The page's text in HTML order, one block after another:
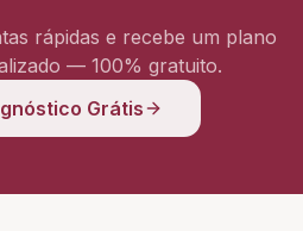
rápidas e recebe um plano
— 100% gratuito.
Grátis